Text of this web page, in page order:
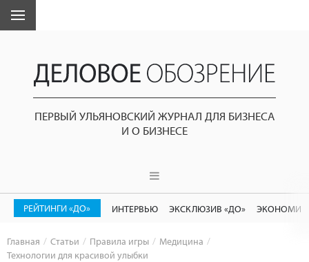
ПЕРВЫЙ УЛЬЯНОВСКИЙ ЖУРНАЛ ДЛЯ БИЗНЕСА
И О БИЗНЕСЕ
РЕЙТИНГИ «ДО» ИНТЕРВЬЮ ЭКСКЛЮЗИВ «ДО»
Главная Статьи Правила игры
Медицина
Технологии для красивой улыбки